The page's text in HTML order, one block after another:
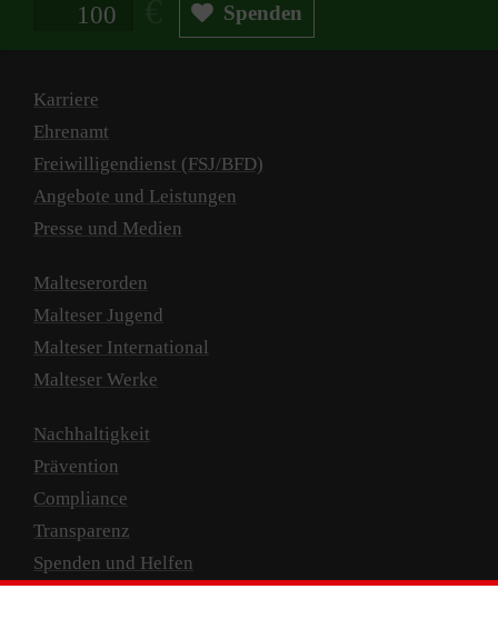
Spenden
Karriere
Ehrenamt
Freiwilligendienst (FSJ/BFD)
Angebote und Leistungen
Presse und Medien
Malteserorden
Malteser Jugend
Malteser International
Malteser Werke
Nachhaltigkeit
Prävention
Compliance
Transparenz
Spenden und Helfen